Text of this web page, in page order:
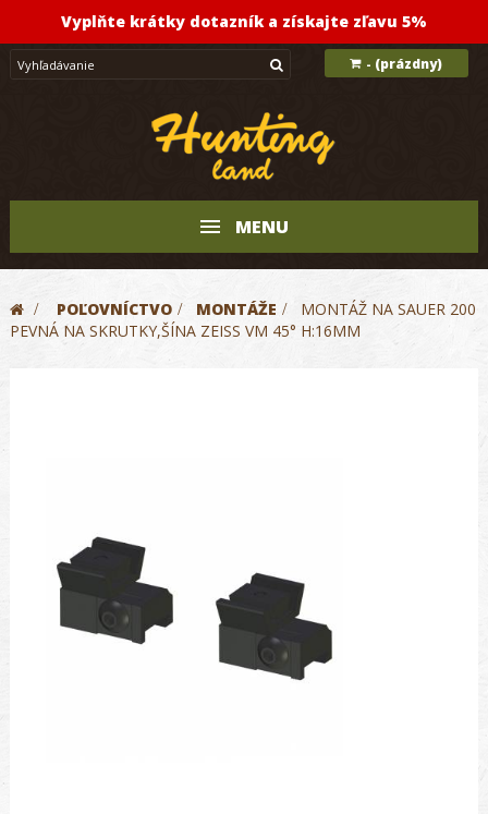
Vyplňte krátky dotazník a získajte zľavu 5%
- (prázdny)
MENU
> POĽOVNÍCTVO > MONTÁŽE >
MONTÁŽ NA SAUER 200
PEVNÁ NA SKRUTKY,ŠÍNA ZEISS VM 45° H:16MM